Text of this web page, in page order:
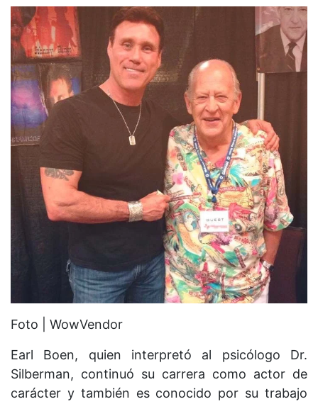
Foto | WowVendor
Earl Boen, quien interpretó al psicólogo Dr.
Silberman, continuó su carrera como actor de
carácter y también es conocido por su trabajo